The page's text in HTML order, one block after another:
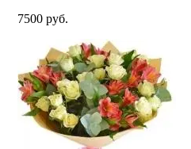
7500 руб.